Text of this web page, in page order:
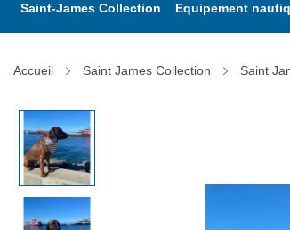
Saint-James Collection Equipement
Accueil Saint James Collection Saint